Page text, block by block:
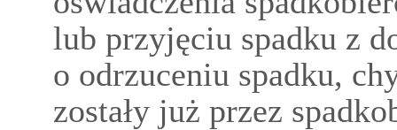
lub przyjęciu spadku z
o od­rzuceniu spadku,
zostały już przez